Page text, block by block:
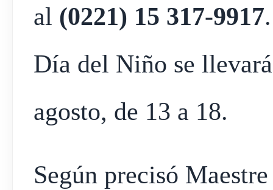
al (0221) 15 317-9917
Día del Niño se
agosto, de 13 a 18.
Según precisó